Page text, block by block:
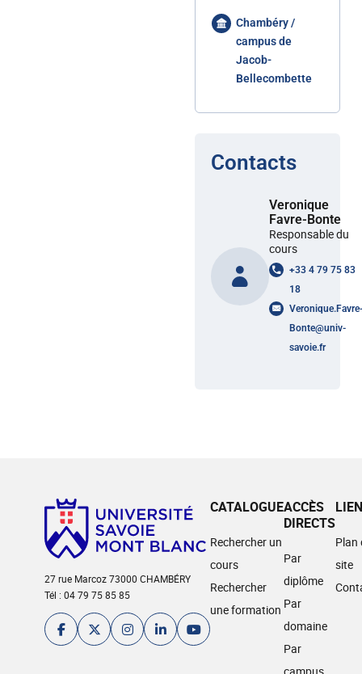
Chambéry /
campus de
Jacob-
Bellecombette
Contacts
Veronique
Favre-Bonte
Responsable du
cours
+33 4 79 75 83
18
Veronique.Favre-
Bonte@univ-
savoie.fr
27 rue Marcoz 73000 CHAMBÉRY
Tél : 04 79 75 85 85
CATALOGUE
Rechercher un
cours
Rechercher
une formation
ACCÈS
DIRECTS
Par
diplôme
Par
domaine
Par
Plan
site